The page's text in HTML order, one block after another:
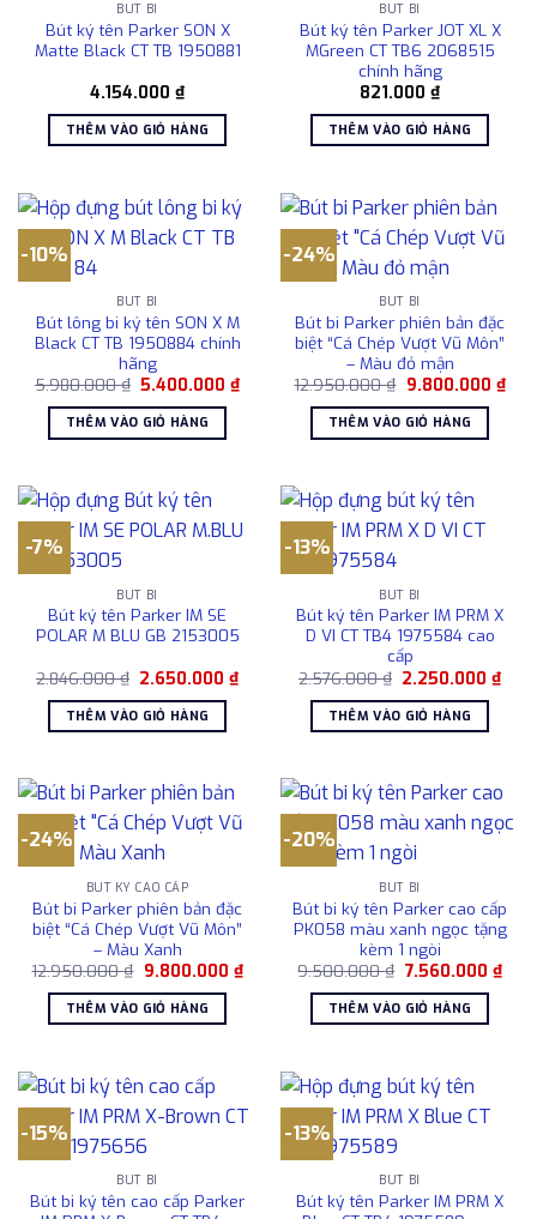
BÚT BI
Bút ký tên Parker SON X
Matte Black CT TB 1950881
4.154.000 ₫
THÊM VÀO GIỎ HÀNG
BÚT BI
Bút ký tên Parker JOT XL X
MGreen CT TB6 2068515
chính hãng
821.000 ₫
THÊM VÀO GIỎ HÀNG
-10%
BÚT BI
Bút lông bi ký tên SON X M
Black CT TB 1950884 chính
hãng
5.980.000₫ Giá
là:
5.980.000 ₫.
5.400.000₫Giá
5.400.000 ₫.
THÊM VÀO GIỎ HÀNG
-24%
BÚT BI
Bút bi Parker phiên bản đặc
biệt “Cá Chép Vượt Vũ Môn”
– Màu đỏ mận
12.950.000₫ Giá
là:
12.950.000 ₫.
9.800.000 ₫Giá
THÊM VÀO GIỎ HÀNG
-7%
BÚT BI
Bút ký tên Parker IM SE
POLAR M BLU GB 2153005
2.846.000₫ Giá
là:
2.846.000 ₫.
2.650.000₫Giá
hiện
2.650.000 ₫.
THÊM VÀO GIỎ HÀNG
-13%
BÚT BI
Bút ký tên Parker IM PRM X
D VI CT TB4 1975584 cao
cấp
2.576.000₫ Giá
là:
2.576.000 ₫.
2.250.000₫Giá
hiện
THÊM VÀO GIỎ HÀNG
-24%
BÚT KÝ CAO CẤP
Bút bi Parker phiên bản đặc
biệt “Cá Chép Vượt Vũ Môn”
– Màu Xanh
12.950.000₫ Giá
là:
12.950.000 ₫.
9.800.000 ₫Giá
hiện
9.800.000 ₫.
THÊM VÀO GIỎ HÀNG
-20%
BÚT BI
Bút bi ký tên Parker cao cấp
PK058 màu xanh ngọc tặng
kèm 1 ngòi
9.500.000₫ Giá
là:
9.500.000 ₫.
7.560.000 ₫Giá
hiện
THÊM VÀO GIỎ HÀNG
-15%
BÚT BI
Bút bi ký tên cao cấp Parker
-13%
BÚT BI
Bút ký tên Parker IM PRM X